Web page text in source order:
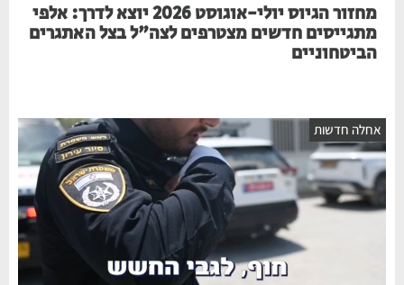
מחזור הגיוס יולי-אוגוסט 2026 יוצא לדרך: אלפי
מתגייסים חדשים מצטרפים לצה"ל בצל האתגרים
הביטחוניים
אחלה חדשות